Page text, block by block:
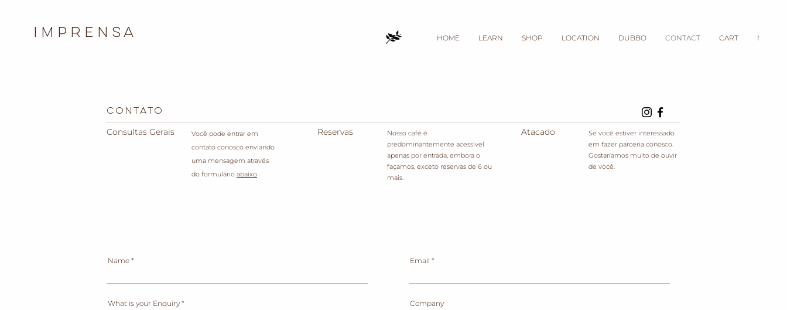
Imprensa HOME LEARN SHOP LOCATION DUBBO CONTACT CART New
CONTATO
Consultas Gerais
Você pode entrar em
contato conosco enviando
uma mensagem através
do formulário abaixo
Reservas
Nosso café é
predominantemente acessível
apenas por entrada, embora o
façamos, exceto reservas de 6 ou
mais.
Atacado
Se você estiver interessado
em fazer parceria conosco.
Gostaríamos muito de ouvir
de você.
Name
What is your Enquiry
Email
Company